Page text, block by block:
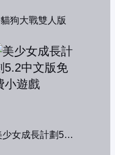
貓狗大戰雙人版
美少女成長計劃5.2中文版